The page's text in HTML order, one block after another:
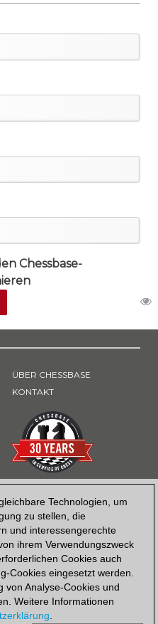
Technologien, um
zu stellen, die
und interessengerechte
ihrem Verwendungszweck
Cookies auch
Cookies eingesetzt werden.
von Analyse-Cookies und
Weitere Informationen
.
Chessbase-
ÜBER CHESSBASE
KONTAKT